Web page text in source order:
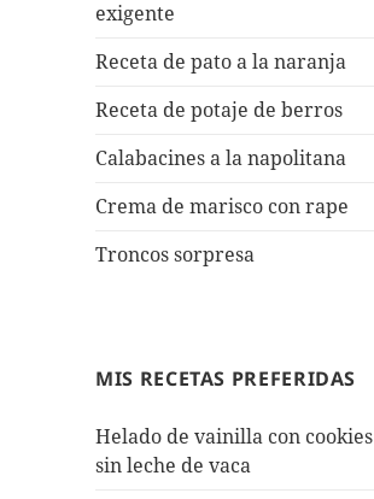
exigente
Receta de pato a la naranja
Receta de potaje de berros
Calabacines a la napolitana
Crema de marisco con rape
Troncos sorpresa
MIS RECETAS PREFERIDAS
Helado de vainilla con cookies
sin leche de vaca